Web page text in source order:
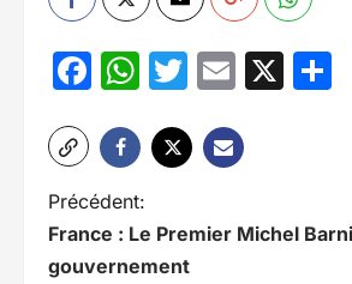
Facebook
WhatsApp
Twitter
Email
X
N
a
Précédent:
France : Le Premier Michel
gouvernement